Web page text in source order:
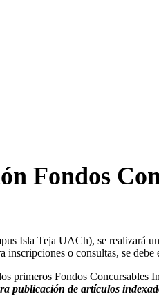
Fondos
Isla Teja UACh), se realizará
inscripciones o consultas, se debe
primeros Fondos
publicación de artículos